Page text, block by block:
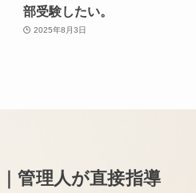
部受験したい。
2025年8月3日
管理人が直接指導